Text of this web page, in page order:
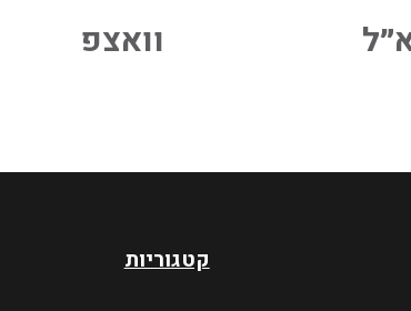
וואצפ
קטגוריות